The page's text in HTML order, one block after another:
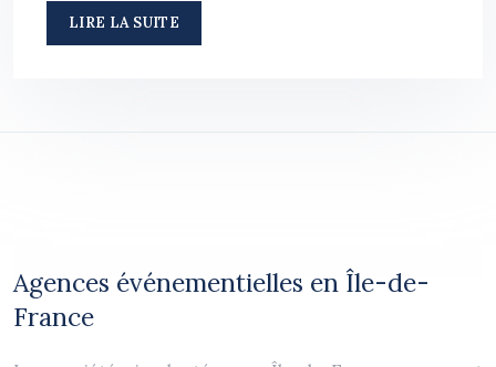
LIRE LA SUITE
Agences événementielles en Île-de-
France